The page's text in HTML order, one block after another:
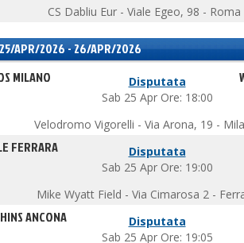
CS Dabliu Eur - Viale Egeo, 98 - Roma
APR/2026 - 26/APR/2026
MILANO
Disputata
Sab 25 Apr Ore: 18:00
Velodromo Vigorelli - Via Arona, 19 -
FERRARA
Disputata
Sab 25 Apr Ore: 19:00
Mike Wyatt Field - Via Cimarosa 2 -
ANCONA
Disputata
Sab 25 Apr Ore: 19:05